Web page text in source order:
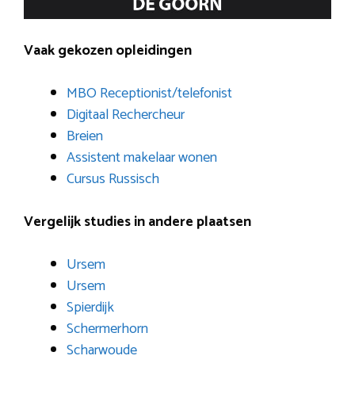
Vaak gekozen opleidingen
MBO Receptionist/telefonist
Digitaal Rechercheur
Breien
Assistent makelaar wonen
Cursus Russisch
Vergelijk studies in andere plaatsen
Ursem
Ursem
Spierdijk
Schermerhorn
Scharwoude